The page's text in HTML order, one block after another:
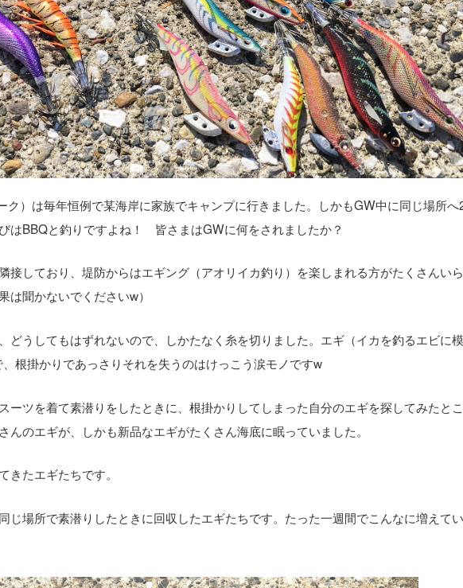
ク）は毎年恒例で某海岸に家族でキャンプに行きました。しかもGW中に同じ場所へ
はBBQと釣りですよね！ 皆さまはGWに何をされましたか？
接しており、堤防からはエギング（アオリイカ釣り）を楽しまれる方がたくさんい
は聞かないでくださいw）
どうしてもはずれないので、しかたなく糸を切りました。エギ（イカを釣るエビに
根掛かりであっさりそれを失うのはけっこう涙モノですw
ーツを着て素潜りをしたときに、根掛かりしてしまった自分のエギを探してみたと
んのエギが、しかも新品なエギがたくさん海底に眠っていました。
たエギたちです。
じ場所で素潜りしたときに回収したエギたちです。たった一週間でこんなに増えて